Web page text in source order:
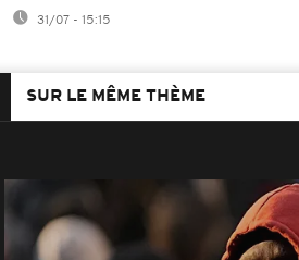
31/07 - 15:15
SUR LE MÊME THÈME